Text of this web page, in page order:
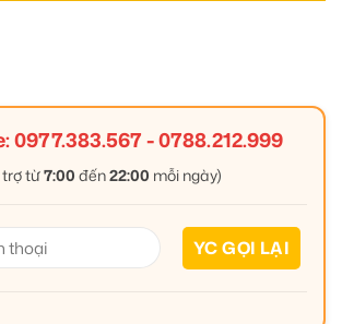
0977.383.567-0788.212.999
từ7:00 đến22:00 mỗi ngày)